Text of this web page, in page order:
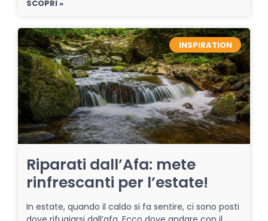
SCOPRI »
INSPIRATION
Riparati dall’Afa: mete
rinfrescanti per l’estate!
In estate, quando il caldo si fa sentire, ci sono posti